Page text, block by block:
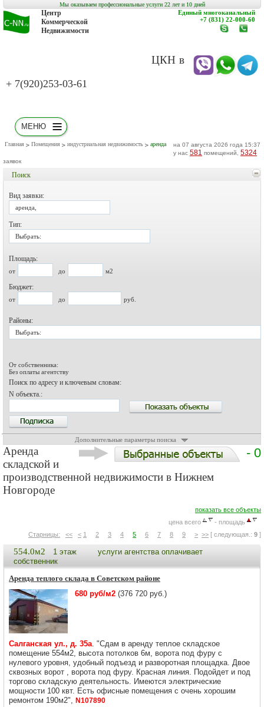
Мы оказываем профессиональные услуги 22 лет и 10 дней
Центр
Коммерческой
Недвижимости
ЦКН в
+ 7(920)253-03-61
Единый многоканальный
+7 (831) 22-000-60
www.c-
МЕНЮ
Главная Помещения индустриальная недвижимость аренда
на 07 августа 2026 года 15:37
у нас 581 помещений, 5324
заявок
Поиск
Вид заявки:
аренда,
Тип:
Выбрать:
Площадь:
от до м2
Бюджет:
от до руб.
Районы:
Выбрать:
От собственника:
Без оплаты агентству
Поиск по адресу и ключевым словам:
N объекта.:
Дополнительные параметры поиска
- 0
Аренда
складской и
производственной недвижимости в Нижнем
Новгороде
показать все объекты
цена всего
- площадь
Старницы:
<< < 1 2 3 4 5 6 7 8 9 > >> [ следующая.: 9 ]
554.0м2 1 этаж
услуги агентства оплачивает
собственник
Аренда теплого склада в Советском районе
680 руб/м2 (376 720 руб.)
Салганская ул., д. 35а. "Сдам в аренду теплое складское
помещение 554м2, высота потолков 6м, ворота под фуру с
нулевого уровня, удобный подъезд и разворотная площадка. Двое
сквозных ворот , ворота под фуру. Красная линия. Подойдет и под
торгово складскую деятельность. Имеются электрические
мощности 100 квт. Есть офисные помещения с очень хорошим
ремонтом 190м2", N107890